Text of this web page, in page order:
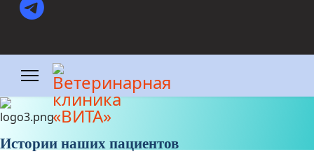
Истории наших пациентов